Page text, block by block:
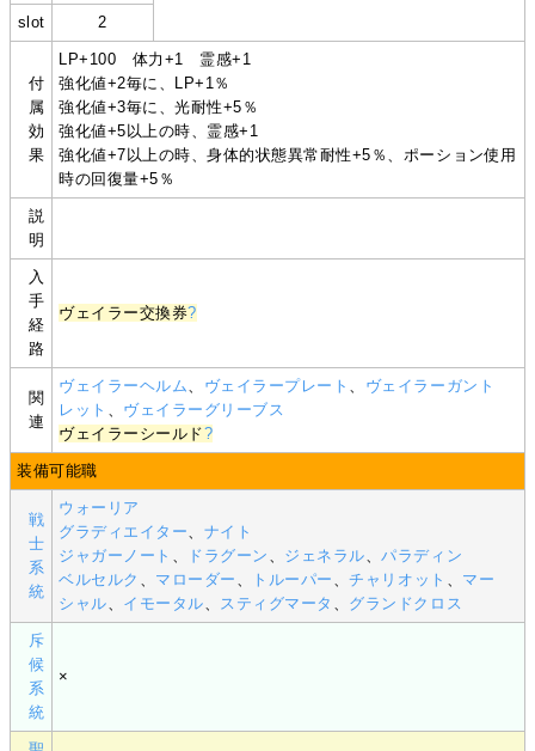
slot 2
付
属
効
果
LP+100 体力+1 霊感+1
強化値+2毎に、LP+1％
強化値+3毎に、光耐性+5％
強化値+5以上の時、霊感+1
強化値+7以上の時、身体的状態異常耐性+5％、ポーション使用
時の回復量+5％
説
明
入
手
経
路
ヴェイラー交換券?
関
連
ヴェイラーヘルム ヴェイラープレート
ヴェイラーガント
レット
ヴェイラーグリーブス
ヴェイラーシールド?
装備可能職
戦
士
系
統
ウォーリア
グラディエイター
ナイト
ジャガーノート
ドラグーン ジェネラル 、パラディン
ベルセルク
マローダー トルーパー 、チャリオット
マー
シャル
イモータル スティグマータ グランドクロス
斥
候
系
統
×